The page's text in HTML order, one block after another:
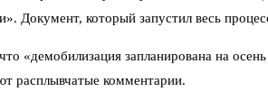
Документ, который запустил весь
«демобилизация запланирована на
расплывчатые комментарии.